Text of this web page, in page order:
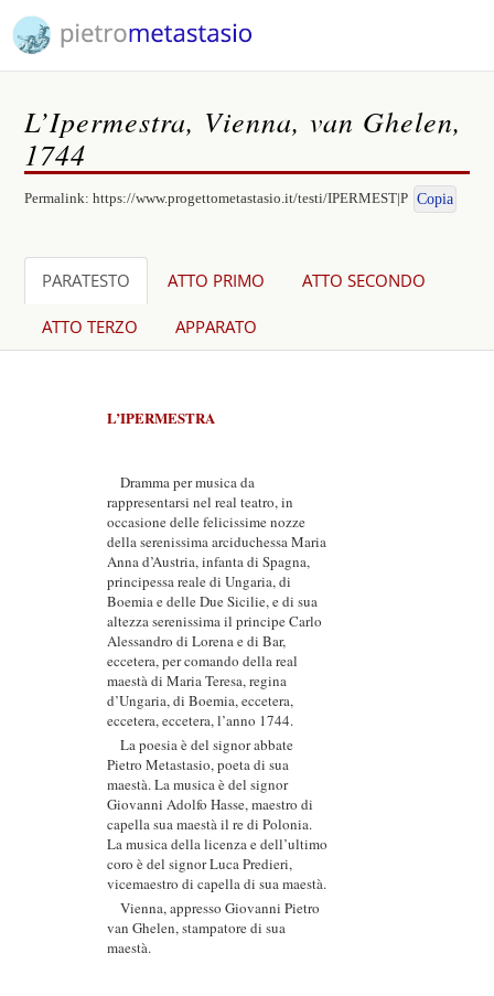
L’Ipermestra, Vienna, van Ghelen,
1744
Permalink:https://www.progettometastasio.it/testi/IPERMEST|P Copia
PARATESTO ATTO PRIMO ATTO SECONDO
ATTO TERZO APPARATO
L’IPERMESTRA
Dramma per musica da
rappresentarsi nel real teatro, in
occasione delle felicissime nozze
della serenissima arciduchessa Maria
Anna d’Austria, infanta di Spagna,
principessa reale di Ungaria, di
Boemia e delle Due Sicilie, e di sua
altezza serenissima il principe Carlo
Alessandro di Lorena e di Bar,
eccetera, per comando della real
maestà di Maria Teresa, regina
d’Ungaria, di Boemia, eccetera,
eccetera, eccetera, l’anno 1744.
La poesia è del signor abbate
Pietro Metastasio, poeta di sua
maestà. La musica è del signor
Giovanni Adolfo Hasse, maestro di
capella sua maestà il re di Polonia.
La musica della licenza e dell’ultimo
coro è del signor Luca Predieri,
vicemaestro di capella di sua maestà.
Vienna, appresso Giovanni Pietro
van Ghelen, stampatore di sua
maestà.